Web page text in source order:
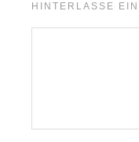
HINTERLASSE